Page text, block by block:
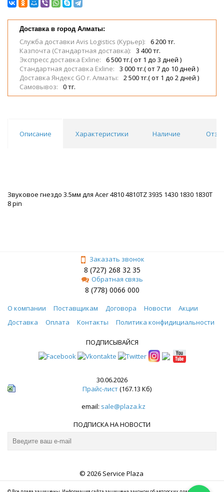
Доставка в город Алматы:
Служба доставки Avis Logistics (Курьер):
6 200 тг.
Казпочта (Стандартная доставка):
3 400 тг.
Экспресс доставка Exline:
6 500 тг.( от 1 до 3 дней )
Стандартная доставка Exline:
3 000 тг.( от 7 до 10 дней )
Доставка Яндекс GO г. Алматы:
2 500 тг.( от 1 до 2 дней )
Самовывоз:
0 тг.
Описание Характеристики Наличие
Звуковое гнездо 3.5мм для Acer 4810 4810TZ 3935 1430 1830 1830T
8 pin
Заказать звонок
8 (727) 268 32 35
Обратная связь
8 (778) 0066 000
О компании Поставщикам Договора Новости
Акции
Доставка
Оплата Контакты Политика конфидициальности
ПОДПИСЫВАЙСЯ
30.06.2026
Прайс-лист(167.13 Кб)
email: sale@plaza.kz
ПОДПИСКА НА НОВОСТИ
© 2026 Service Plaza